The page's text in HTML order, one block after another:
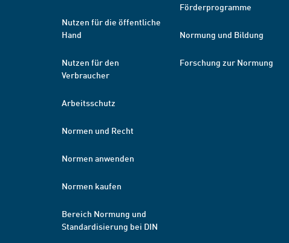
Nutzen für die öffentliche
Hand
Nutzen für den
Verbraucher
Arbeitsschutz
Normen und Recht
Normen anwenden
Normen kaufen
Bereich Normung und
Standardisierung bei DIN
Förderprogramme
Normung und Bildung
Forschung zur Normung